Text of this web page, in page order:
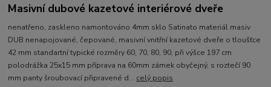
Masivní dubové kazetové interiérové dveře
nenatřeno, zaskleno namontováno 4mm sklo Satinato materiál masiv
DUB nenapojované, čepované, masivní vnitřní kazetové dveře o tloušťce
42 mm standartní typické rozměry 60, 70, 80, 90, při výšce 197 cm
polodrážka 25x15 mm příprava na 60mm zámek obyčejný, s roztečí 90
mm panty šroubovací připravené d... celý popis